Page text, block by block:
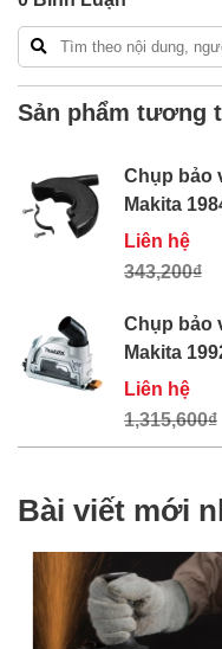
Sản phẩm tương
Chụp bảo
Makita
Liên hệ
343,200₫
Chụp bảo
Makita
Liên hệ
1,315,600₫
Bài viết mới